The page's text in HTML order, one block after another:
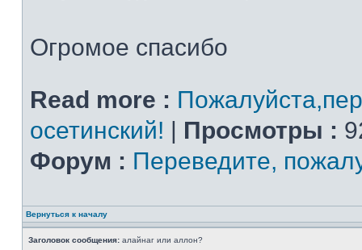
Огромое спасибо
Read more :
осетинский! | Просмотры :
Форум : Переведите,
Вернуться к началу
Заголовок сообщения: алайнаг или аллон?